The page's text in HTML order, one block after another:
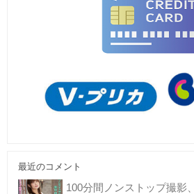
最近のコメント
100分間ノンストップ撮影